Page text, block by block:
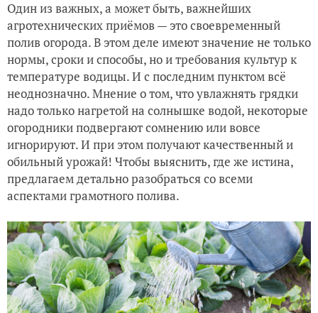
Один из важных, а может быть, важнейших
агротехнических приёмов — это своевременный
полив огорода. В этом деле имеют значение не только
нормы, сроки и способы, но и требования культур к
температуре водицы. И с последним пунктом всё
неоднозначно. Мнение о том, что увлажнять грядки
надо только нагретой на солнышке водой, некоторые
огородники подвергают сомнению или вовсе
игнорируют. И при этом получают качественный и
обильный урожай! Чтобы выяснить, где же истина,
предлагаем детально разобраться со всеми
аспектами грамотного полива.